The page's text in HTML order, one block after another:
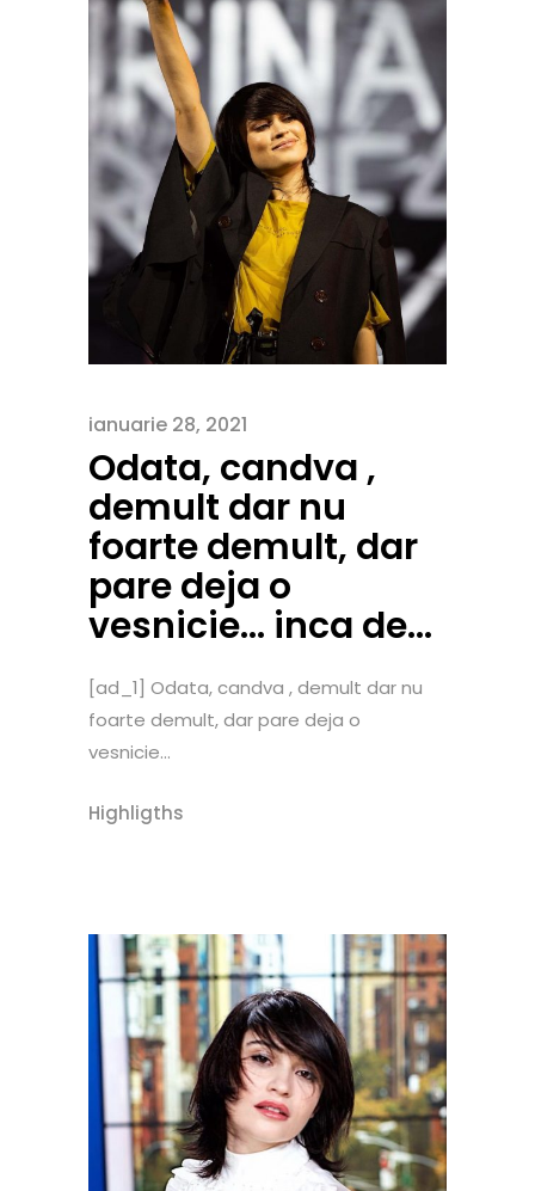
ianuarie 28, 2021
Odata, candva ,
demult dar nu
foarte demult, dar
pare deja o
vesnicie… inca de…
[ad_1] Odata, candva , demult dar nu
foarte demult, dar pare deja o
vesnicie...
Highligths